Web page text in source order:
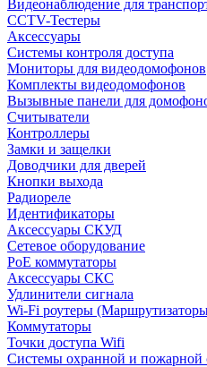
Видеонаблюдение для
CCTV-Тестеры
Аксессуары
Системы контроля доступа
Мониторы для видеодомофонов
Комплекты видеодомофонов
Вызывные панели для
Считыватели
Контроллеры
Замки и защелки
Доводчики для дверей
Кнопки выхода
Радиореле
Идентификаторы
Аксессуары СКУД
Сетевое оборудование
PoE коммутаторы
Аксессуары СКС
Удлинители сигнала
Wi-Fi роутеры
Коммутаторы
Точки доступа Wifi
Системы охранной и пожарной